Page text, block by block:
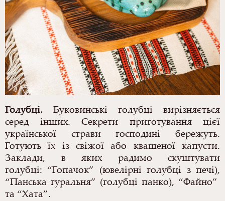
Голубці. Буковинські голубці вирізняється
серед інших. Секрети приготування цієї
української страви господині бережуть.
Готують їх із свіжої або квашеної капусти.
Заклади, в яких радимо скуштувати
голубці: “Гопачок” (ювелірні голубці з печі),
“Панська гуральня” (голубці панко), “Файно”
та “Хата”.